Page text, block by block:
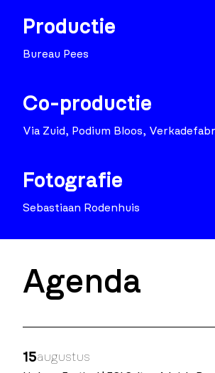
Productie
Bureau Pees
Co-productie
Via Zuid, Podium Bloos,
Fotografie
Sebastiaan Rodenhuis
Agenda
15augustus